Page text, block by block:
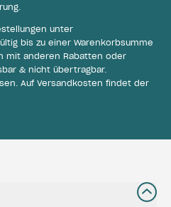
.
unter
bis zu einer Warenkorbsumme
mit anderen Rabatten oder
& nicht übertragbar.
Auf Versandkosten findet der